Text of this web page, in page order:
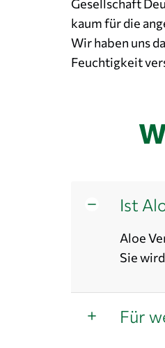
Gesellschaft
kaum für die
Wir haben uns
Feuchtigkeit
Ist
Aloe
Sie
Für